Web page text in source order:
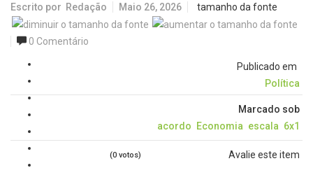
Escrito por Redação Maio 26, 2026 tamanho da fonte
0 Comentário
Publicado em
Política
Marcado sob
acordo
Economia escala 6x1
Avalie este item
(0 votos)